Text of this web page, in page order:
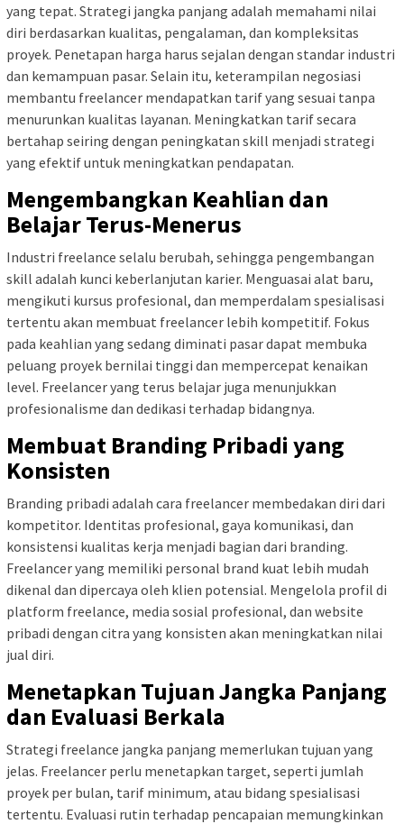
yang tepat. Strategi jangka panjang adalah memahami nilai
diri berdasarkan kualitas, pengalaman, dan kompleksitas
proyek. Penetapan harga harus sejalan dengan standar industri
dan kemampuan pasar. Selain itu, keterampilan negosiasi
membantu freelancer mendapatkan tarif yang sesuai tanpa
menurunkan kualitas layanan. Meningkatkan tarif secara
bertahap seiring dengan peningkatan skill menjadi strategi
yang efektif untuk meningkatkan pendapatan.
Mengembangkan Keahlian dan
Belajar Terus-Menerus
Industri freelance selalu berubah, sehingga pengembangan
skill adalah kunci keberlanjutan karier. Menguasai alat baru,
mengikuti kursus profesional, dan memperdalam spesialisasi
tertentu akan membuat freelancer lebih kompetitif. Fokus
pada keahlian yang sedang diminati pasar dapat membuka
peluang proyek bernilai tinggi dan mempercepat kenaikan
level. Freelancer yang terus belajar juga menunjukkan
profesionalisme dan dedikasi terhadap bidangnya.
Membuat Branding Pribadi yang
Konsisten
Branding pribadi adalah cara freelancer membedakan diri dari
kompetitor. Identitas profesional, gaya komunikasi, dan
konsistensi kualitas kerja menjadi bagian dari branding.
Freelancer yang memiliki personal brand kuat lebih mudah
dikenal dan dipercaya oleh klien potensial. Mengelola profil di
platform freelance, media sosial profesional, dan website
pribadi dengan citra yang konsisten akan meningkatkan nilai
jual diri.
Menetapkan Tujuan Jangka Panjang
dan Evaluasi Berkala
Strategi freelance jangka panjang memerlukan tujuan yang
jelas. Freelancer perlu menetapkan target, seperti jumlah
proyek per bulan, tarif minimum, atau bidang spesialisasi
tertentu. Evaluasi rutin terhadap pencapaian memungkinkan